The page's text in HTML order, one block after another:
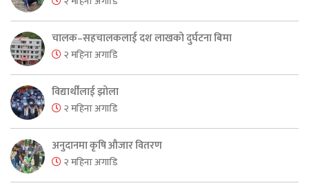
चालक–सहचालकलाई दश लाखको दुर्घटना बिमा
२ महिना अगाडि
विद्यार्थीलाई झोला
२ महिना अगाडि
अनुदानमा कृषि औजार वितरण
२ महिना अगाडि